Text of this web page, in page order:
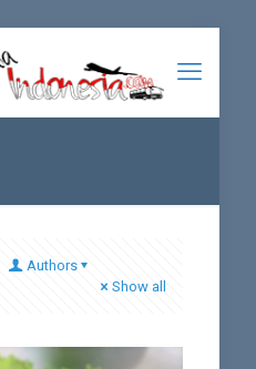
Authors
Show all